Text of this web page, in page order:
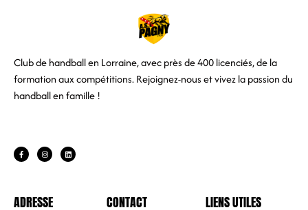
Club de handball en Lorraine, avec près de 400 licenciés, de la
formation aux compétitions.Rejoignez-nous et vivez la passion du
handball en famille !
ADRESSE CONTACT LIENS UTILES